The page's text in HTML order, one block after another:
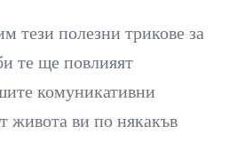
тези полезни трикове за
те ще повлияят
комуникативни
живота ви по някакъв